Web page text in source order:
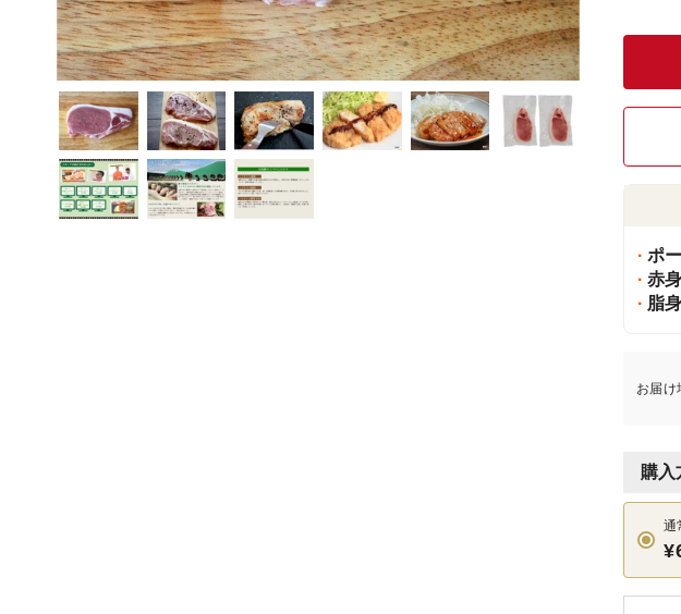
ポ
赤
脂
お届け
購入
通